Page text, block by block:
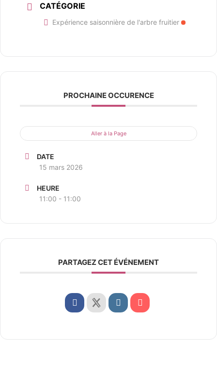
CATÉGORIE
Expérience saisonnière de l'arbre fruitier
PROCHAINE OCCURENCE
Aller à la Page
DATE
15 mars 2026
HEURE
11:00 - 11:00
PARTAGEZ CET ÉVÉNEMENT